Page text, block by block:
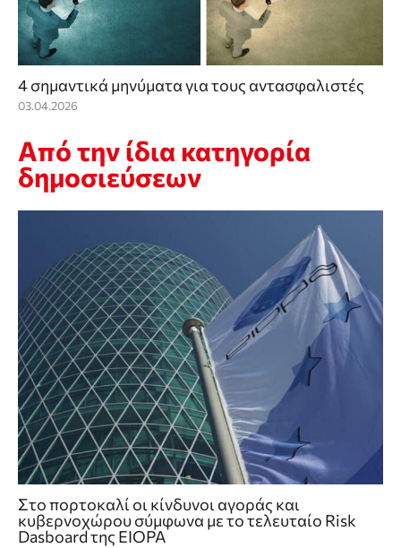
4 σημαντικά μηνύματα για τους αντασφαλιστές
03.04.2026
Από την ίδια κατηγορία
δημοσιεύσεων
Στο πορτοκαλί οι κίνδυνοι αγοράς και
κυβερνοχώρου σύμφωνα με το τελευταίο Risk
Dasboard της EIOPA